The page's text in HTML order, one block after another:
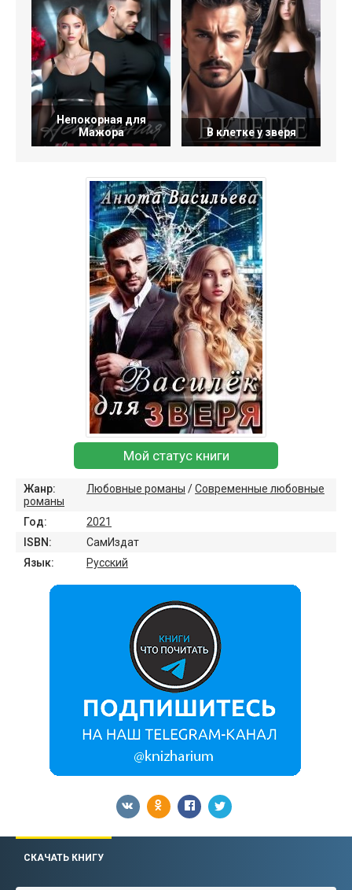
Непокорная для
Мажора
В клетке у зверя
Мой статус книги
Жанр: Любовные романы /Современные любовные
романы
Год:
2021
ISBN:
СамИздат
Язык:
Русский
СКАЧАТЬ КНИГУ